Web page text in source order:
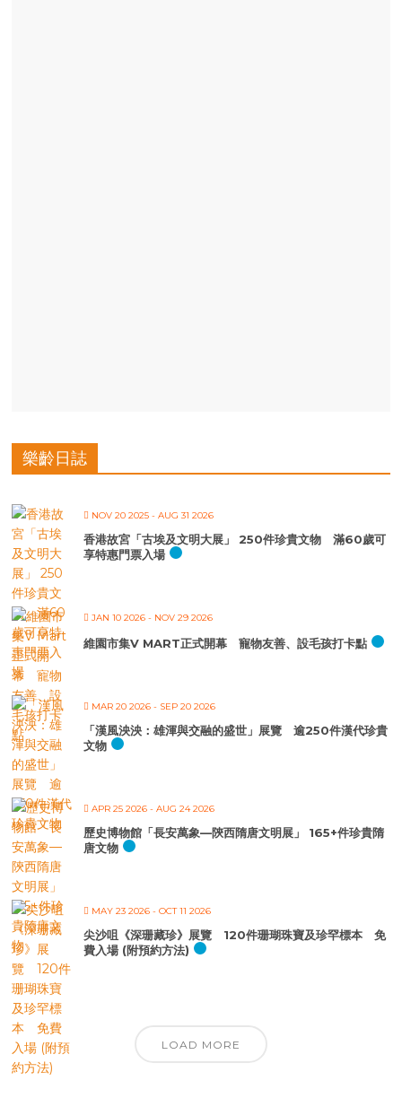
樂齡日誌
NOV 20 2025 - AUG 31 2026
香港故宮「古埃及文明大展」 250件珍貴文物 滿60歲可
享特惠門票入場
JAN 10 2026 - NOV 29 2026
維園市集V MART正式開幕 寵物友善、設毛孩打卡點
MAR 20 2026 - SEP 20 2026
「漢風泱泱：雄渾與交融的盛世」展覽 逾250件漢代珍貴
文物
APR 25 2026 - AUG 24 2026
歷史博物館「長安萬象—陝西隋唐文明展」 165+件珍貴隋
唐文物
MAY 23 2026 - OCT 11 2026
尖沙咀《深珊藏珍》展覽 120件珊瑚珠寶及珍罕標本 免
費入場 (附預約方法)
LOAD MORE